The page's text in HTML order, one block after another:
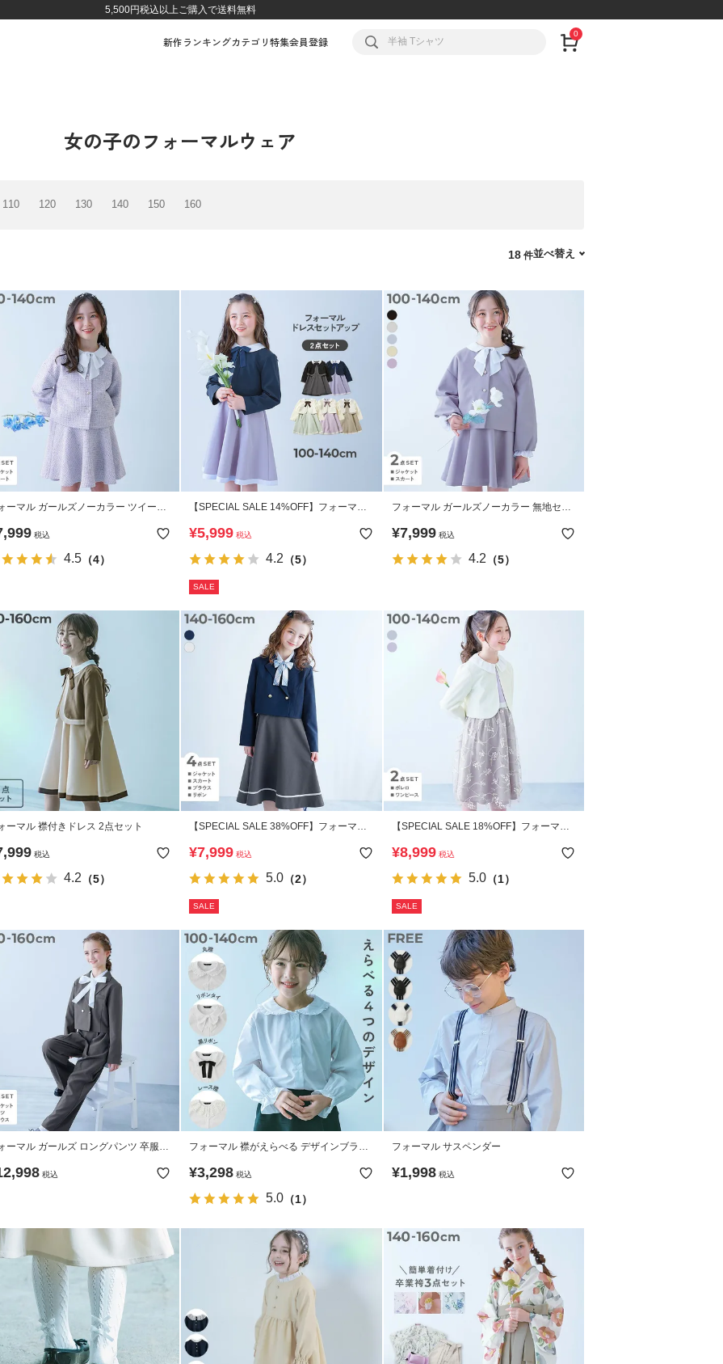
5,500円税込以上ご購入で送料無料
新作ランキングカテゴリ特集会員登録
0
女の子のフォーマルウェア
110 120 130 140 150 160
並べ替え
18
ーマル ガールズノーカラー ツイード
税込
4.5（4）
【SPECIAL SALE 14%OFF】フォーマル
¥5,999 税込
4.2 （5）
SALE
フォーマル ガールズノーカラー 無地セッ
¥7,999 税込
4.2 （5）
ーマル 襟付きドレス 2点セット
税込
4.2 （5）
【SPECIAL SALE 38%OFF】フォーマル
¥7,999 税込
5.0 （2）
SALE
【SPECIAL SALE 18%OFF】フォーマル
¥8,999 税込
5.0（1）
SALE
ーマル ガールズ ロングパンツ 卒服3
税込
フォーマル 襟がえらべる デザインブラウ
¥3,298 税込
5.0 （1）
フォーマル サスペンダー
¥1,998 税込